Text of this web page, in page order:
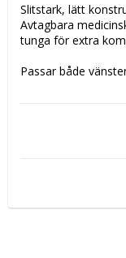
Slitstark, lätt
Avtagbara
tunga för extra
Passar både
Material: PVC-